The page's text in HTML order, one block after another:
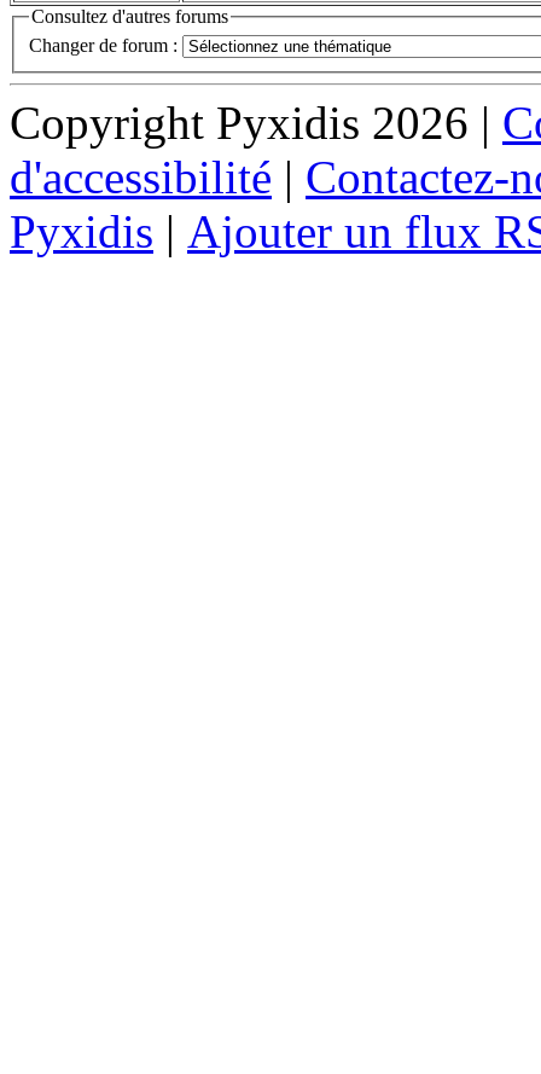
Consultez d'autres forums
Changer de forum :
Copyright Pyxidis 2026 |
d'accessibilité | Contactez-
Pyxidis | Ajouter un flux